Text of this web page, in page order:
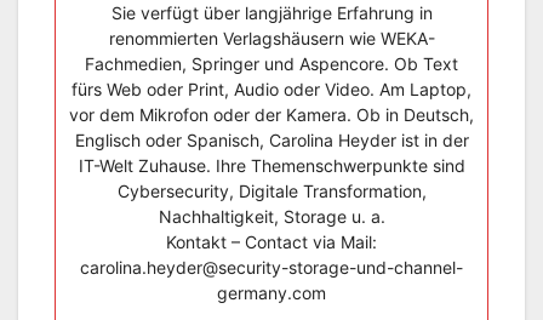
Sie verfügt über langjährige Erfahrung in
renommierten Verlagshäusern wie WEKA-
Fachmedien, Springer und Aspencore. Ob Text
fürs Web oder Print, Audio oder Video. Am Laptop,
vor dem Mikrofon oder der Kamera. Ob in Deutsch,
Englisch oder Spanisch, Carolina Heyder ist in der
IT-Welt Zuhause. Ihre Themenschwerpunkte sind
Cybersecurity, Digitale Transformation,
Nachhaltigkeit, Storage u. a.
Kontakt – Contact via Mail:
carolina.heyder@security-storage-und-channel-
germany.com